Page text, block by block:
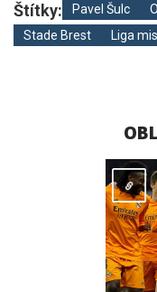
Štítky: Pavel Šulc
Stade Brest
Liga